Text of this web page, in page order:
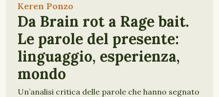
Keren Ponzo
Da Brain rot a Rage bait.
Le parole del presente:
linguaggio, esperienza,
mondo
Un’analisi critica delle parole che hanno segnato